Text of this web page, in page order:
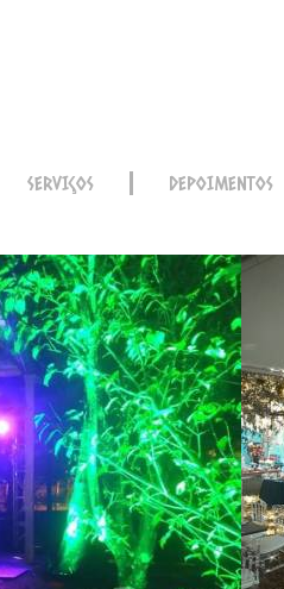
SERVIÇOS DEPOIMENTOS